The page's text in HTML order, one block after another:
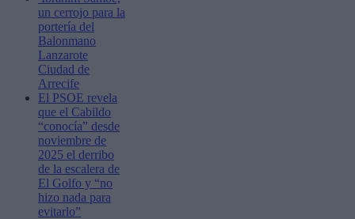
un cerrojo para la
portería del
Balonmano
Lanzarote
Ciudad de
Arrecife
El PSOE revela
que el Cabildo
“conocía” desde
noviembre de
2025 el derribo
de la escalera de
El Golfo y “no
hizo nada para
evitarlo”